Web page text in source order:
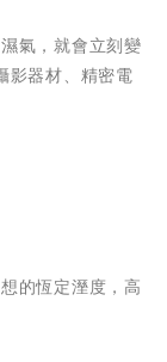
氣，就會立刻變
影器材、精密電
的恆定溼度，高